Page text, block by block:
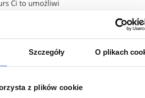
Szczegóły O plikach
z plików cookie
Ci to umożliwi
przyjdź i przekonaj się sam!
się i skorzystać z dofinasowania